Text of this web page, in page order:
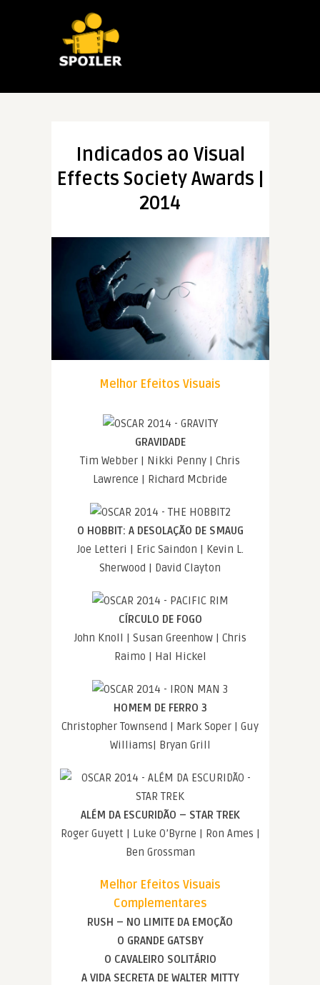
Indicados ao Visual
Effects Society Awards |
2014
Melhor Efeitos Visuais
GRAVIDADE
Tim Webber | Nikki Penny | Chris
Lawrence | Richard Mcbride
O HOBBIT: A DESOLAÇÃO DE SMAUG
Joe Letteri | Eric Saindon | Kevin L.
Sherwood | David Clayton
CÍRCULO DE FOGO
John Knoll | Susan Greenhow | Chris
Raimo | Hal Hickel
HOMEM DE FERRO 3
Christopher Townsend | Mark Soper | Guy
Williams| Bryan Grill
ALÉM DA ESCURIDÃO – STAR TREK
Roger Guyett | Luke O’Byrne | Ron Ames |
Ben Grossman
Melhor Efeitos Visuais
Complementares
RUSH – NO LIMITE DA EMOÇÃO
O GRANDE GATSBY
O CAVALEIRO SOLITÁRIO
A VIDA SECRETA DE WALTER MITTY